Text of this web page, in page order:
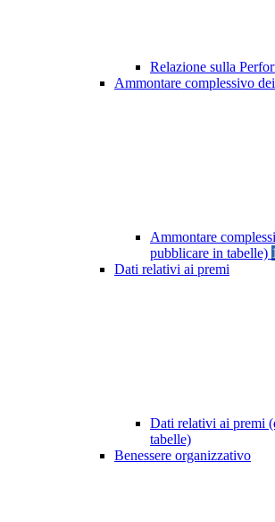
Relazione sulla
Ammontare complessivo
Ammontare
pubblicare in tabelle) 1
Dati relativi ai premi
Dati relativi ai premi
tabelle)
Benessere organizzativo